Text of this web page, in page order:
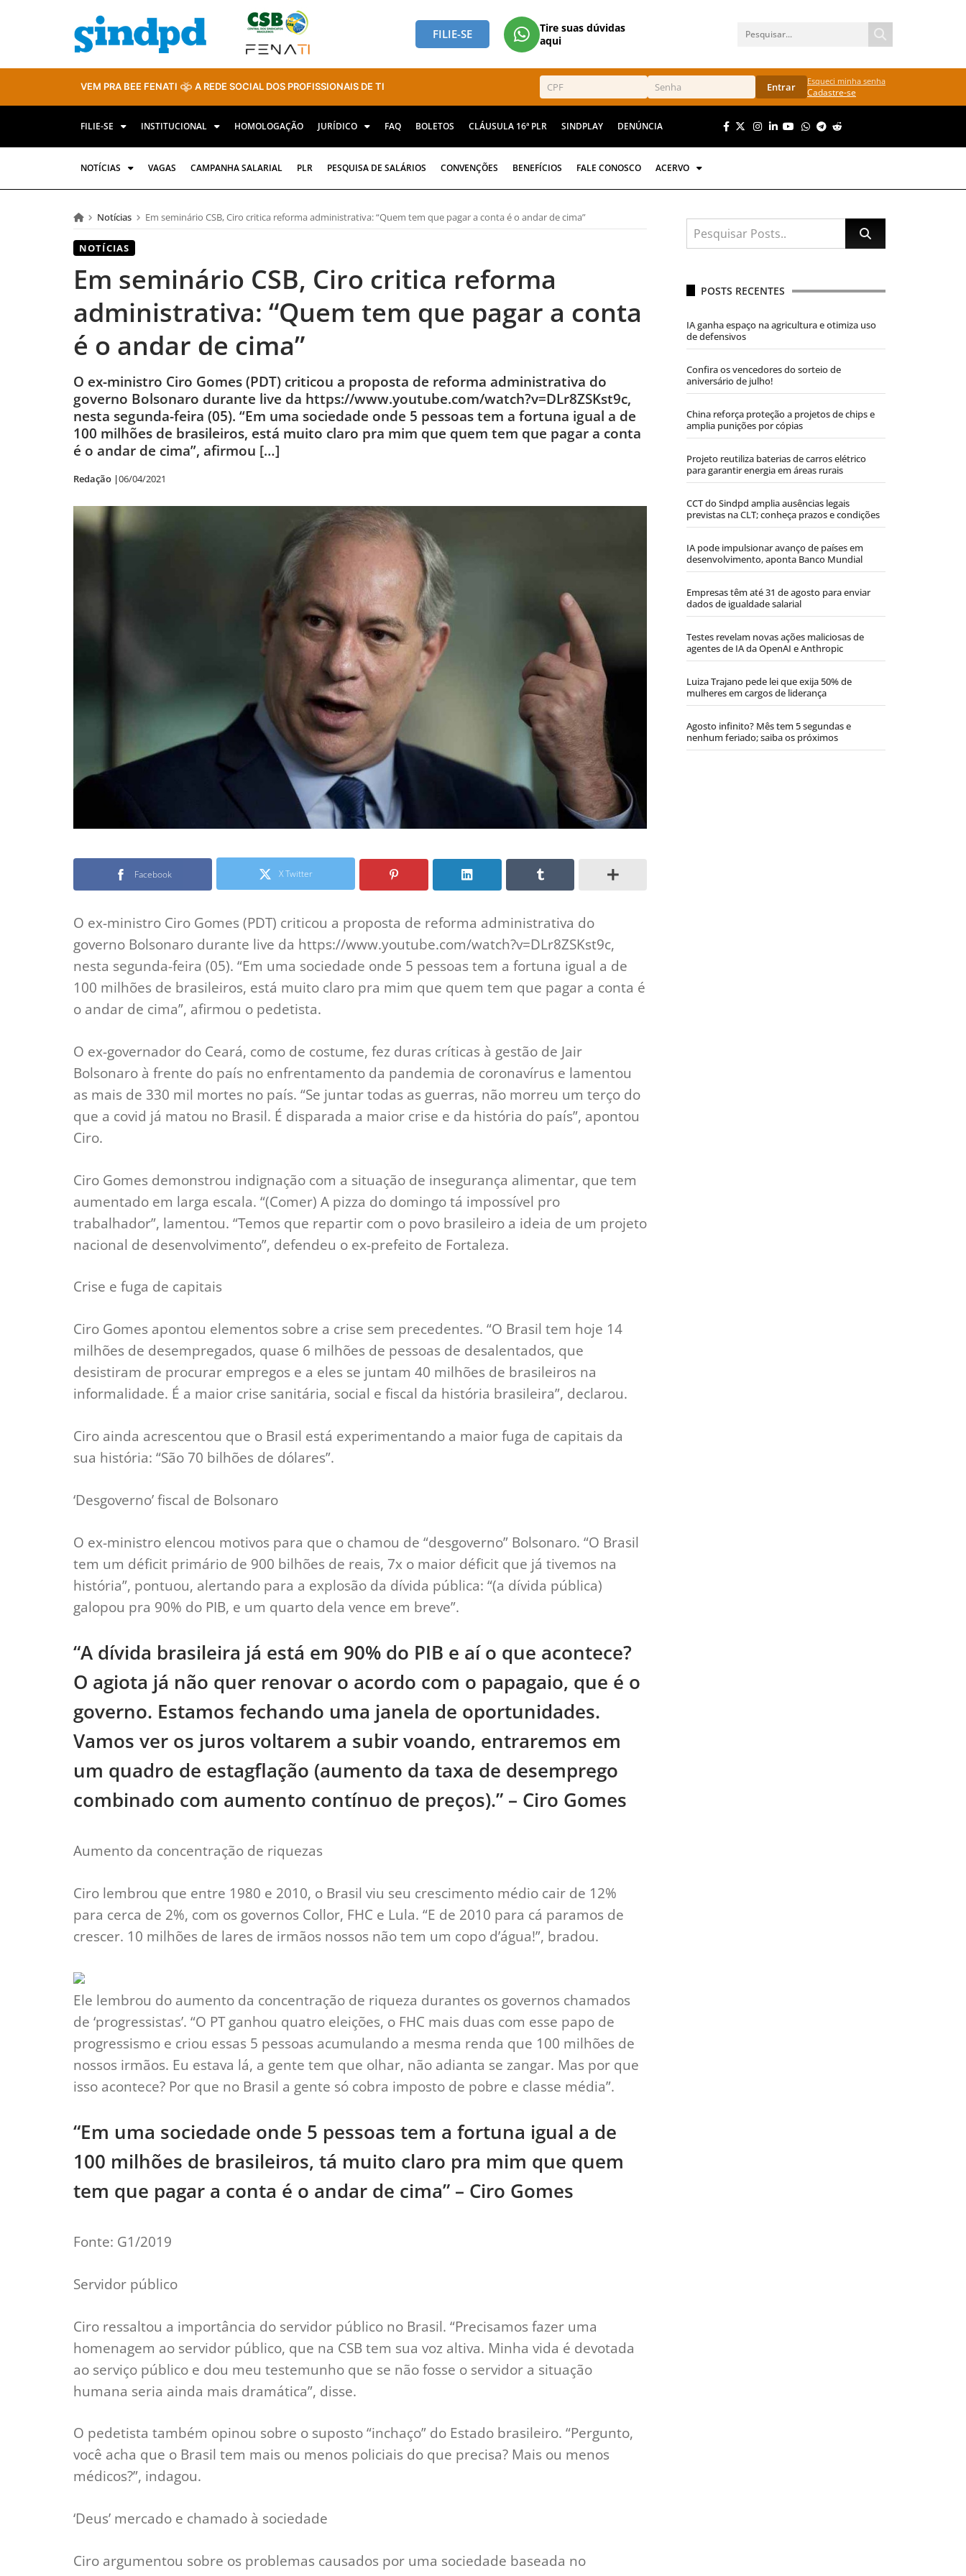
FILIE-SE
Tire suas dúvidas
aqui
VEM PRA BEE FENATI A REDE SOCIAL DOS PROFISSIONAIS DE TI Entrar Esqueci minha senha
Cadastre-se
FILIE-SE INSTITUCIONAL HOMOLOGAÇÃO JURÍDICO FAQ BOLETOS CLÁUSULA 16ª PLR SINDPLAY DENÚNCIA
NOTÍCIAS VAGAS CAMPANHA SALARIAL PLR PESQUISA DE SALÁRIOS CONVENÇÕES BENEFÍCIOS FALE CONOSCO ACERVO
Notícias Em seminário CSB, Ciro critica reforma administrativa: “Quem tem que pagar a conta é o andar de cima”
NOTÍCIAS
Em seminário CSB, Ciro critica reforma
administrativa: “Quem tem que pagar a conta
é o andar de cima”
O ex-ministro Ciro Gomes (PDT) criticou a proposta de reforma administrativa do
governo Bolsonaro durante live da https://www.youtube.com/watch?v=DLr8ZSKst9c,
nesta segunda-feira (05). “Em uma sociedade onde 5 pessoas tem a fortuna igual a de
100 milhões de brasileiros, está muito claro pra mim que quem tem que pagar a conta
é o andar de cima”, afirmou […]
Redação |06/04/2021
Facebook X Twitter
O ex-ministro Ciro Gomes (PDT) criticou a proposta de reforma administrativa do
governo Bolsonaro durante live da https://www.youtube.com/watch?v=DLr8ZSKst9c,
nesta segunda-feira (05). “Em uma sociedade onde 5 pessoas tem a fortuna igual a de
100 milhões de brasileiros, está muito claro pra mim que quem tem que pagar a conta é
o andar de cima”, afirmou o pedetista.
O ex-governador do Ceará, como de costume, fez duras críticas à gestão de Jair
Bolsonaro à frente do país no enfrentamento da pandemia de coronavírus e lamentou
as mais de 330 mil mortes no país. “Se juntar todas as guerras, não morreu um terço do
que a covid já matou no Brasil. É disparada a maior crise e da história do país”, apontou
Ciro.
Ciro Gomes demonstrou indignação com a situação de insegurança alimentar, que tem
aumentado em larga escala. “(Comer) A pizza do domingo tá impossível pro
trabalhador”, lamentou. “Temos que repartir com o povo brasileiro a ideia de um projeto
nacional de desenvolvimento”, defendeu o ex-prefeito de Fortaleza.
Crise e fuga de capitais
Ciro Gomes apontou elementos sobre a crise sem precedentes. “O Brasil tem hoje 14
milhões de desempregados, quase 6 milhões de pessoas de desalentados, que
desistiram de procurar empregos e a eles se juntam 40 milhões de brasileiros na
informalidade. É a maior crise sanitária, social e fiscal da história brasileira”, declarou.
Ciro ainda acrescentou que o Brasil está experimentando a maior fuga de capitais da
sua história: “São 70 bilhões de dólares”.
‘Desgoverno’ fiscal de Bolsonaro
O ex-ministro elencou motivos para que o chamou de “desgoverno” Bolsonaro. “O Brasil
tem um déficit primário de 900 bilhões de reais, 7x o maior déficit que já tivemos na
história”, pontuou, alertando para a explosão da dívida pública: “(a dívida pública)
galopou pra 90% do PIB, e um quarto dela vence em breve”.
“A dívida brasileira já está em 90% do PIB e aí o que acontece?
O agiota já não quer renovar o acordo com o papagaio, que é o
governo. Estamos fechando uma janela de oportunidades.
Vamos ver os juros voltarem a subir voando, entraremos em
um quadro de estagflação (aumento da taxa de desemprego
combinado com aumento contínuo de preços).” – Ciro Gomes
Aumento da concentração de riquezas
Ciro lembrou que entre 1980 e 2010, o Brasil viu seu crescimento médio cair de 12%
para cerca de 2%, com os governos Collor, FHC e Lula. “E de 2010 para cá paramos de
crescer. 10 milhões de lares de irmãos nossos não tem um copo d’água!”, bradou.
Ele lembrou do aumento da concentração de riqueza durantes os governos chamados
de ‘progressistas’. “O PT ganhou quatro eleições, o FHC mais duas com esse papo de
progressismo e criou essas 5 pessoas acumulando a mesma renda que 100 milhões de
nossos irmãos. Eu estava lá, a gente tem que olhar, não adianta se zangar. Mas por que
isso acontece? Por que no Brasil a gente só cobra imposto de pobre e classe média”.
“Em uma sociedade onde 5 pessoas tem a fortuna igual a de
100 milhões de brasileiros, tá muito claro pra mim que quem
tem que pagar a conta é o andar de cima” – Ciro Gomes
Fonte: G1/2019
Servidor público
Ciro ressaltou a importância do servidor público no Brasil. “Precisamos fazer uma
homenagem ao servidor público, que na CSB tem sua voz altiva. Minha vida é devotada
ao serviço público e dou meu testemunho que se não fosse o servidor a situação
humana seria ainda mais dramática”, disse.
O pedetista também opinou sobre o suposto “inchaço” do Estado brasileiro. “Pergunto,
você acha que o Brasil tem mais ou menos policiais do que precisa? Mais ou menos
médicos?”, indagou.
‘Deus’ mercado e chamado à sociedade
Ciro argumentou sobre os problemas causados por uma sociedade baseada no
POSTS RECENTES
IA ganha espaço na agricultura e otimiza uso
de defensivos
Confira os vencedores do sorteio de
aniversário de julho!
China reforça proteção a projetos de chips e
amplia punições por cópias
Projeto reutiliza baterias de carros elétrico
para garantir energia em áreas rurais
CCT do Sindpd amplia ausências legais
previstas na CLT; conheça prazos e condições
IA pode impulsionar avanço de países em
desenvolvimento, aponta Banco Mundial
Empresas têm até 31 de agosto para enviar
dados de igualdade salarial
Testes revelam novas ações maliciosas de
agentes de IA da OpenAI e Anthropic
Luiza Trajano pede lei que exija 50% de
mulheres em cargos de liderança
Agosto infinito? Mês tem 5 segundas e
nenhum feriado; saiba os próximos